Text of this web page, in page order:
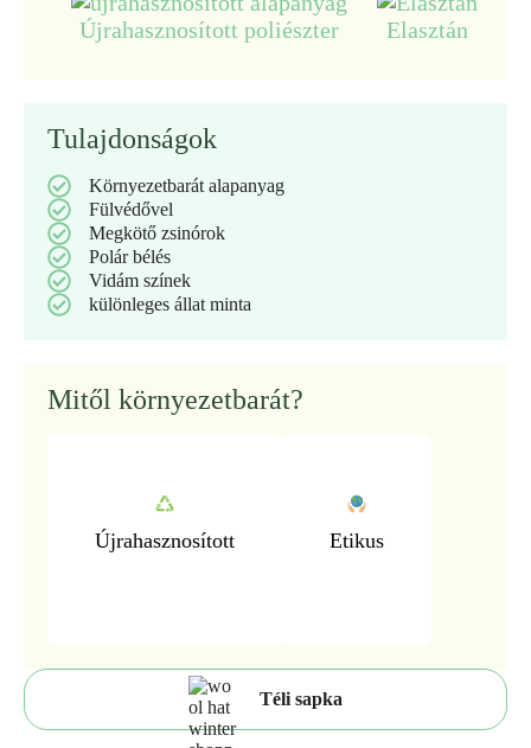
Újrahasznosított poliészter Elasztán
Tulajdonságok
Környezetbarát alapanyag
Fülvédővel
Megkötő zsinórok
Polár bélés
Vidám színek
különleges állat minta
Mitől környezetbarát?
Újrahasznosított Etikus
Téli sapka